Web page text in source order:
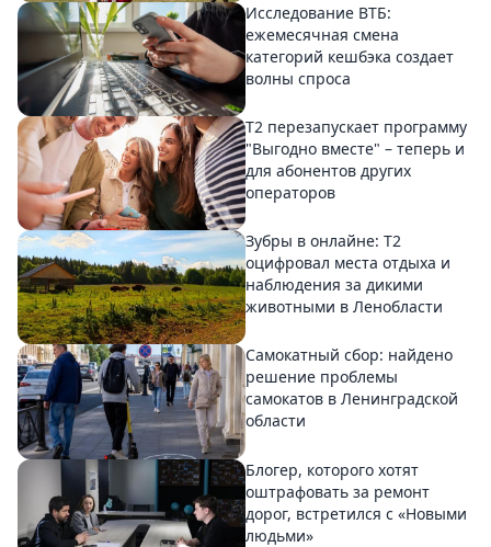
Исследование ВТБ:
ежемесячная смена
категорий кешбэка создает
волны спроса
Т2 перезапускает программу
"Выгодно вместе" – теперь и
для абонентов других
операторов
Зубры в онлайне: Т2
оцифровал места отдыха и
наблюдения за дикими
животными в Ленобласти
Самокатный сбор: найдено
решение проблемы
самокатов в Ленинградской
области
Блогер, которого хотят
оштрафовать за ремонт
дорог, встретился с «Новыми
людьми»